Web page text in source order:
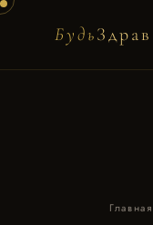
БудьЗдрав
Главная